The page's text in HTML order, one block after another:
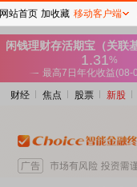
财经 焦点 股票 新股
网站首页 加收藏 移动客户端